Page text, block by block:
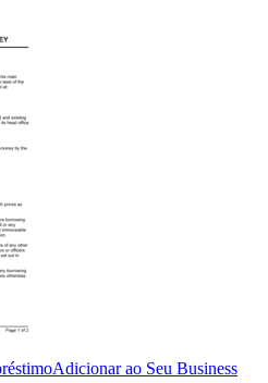
Adicionar ao Seu Business